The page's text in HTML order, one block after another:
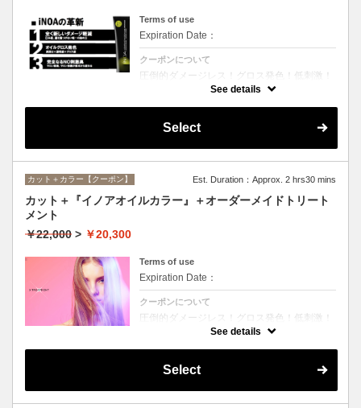
Terms of use
Expiration Date：
クーポンについて
圧倒的ダメージレス！グロス発色！低刺激！
匂いも残らない！全く新しい処方のイノアオ
イルカラーのセットメニュー☆シャンプー、
ブロー込み。※リタッチカラーの場合は
See details
Select
カット＋カラー【クーポン】 Est. Duration：Approx. 2 hrs30 mins
カット＋『イノアオイルカラー』＋オーダーメイドトリート
メント
￥22,000 > ￥20,300
Terms of use
Expiration Date：
クーポンについて
圧倒的ダメージレス！グロス発色！低刺激！
匂いも残らない！全く新しい処方のイノアオ
イルカラーのセットメニュー☆シャンプー、
ブロー込み。※リタッチカラーの場合は
See details
Select